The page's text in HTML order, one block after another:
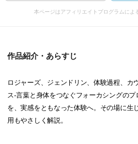
本ページはアフィリエイトプログラムによ
作品紹介・あらすじ
ロジャーズ、ジェンドリン、体験過程、カ
ス-言葉と身体をつなぐフォーカシングの
を、実感をともなった体験へ。その場に生
用もやさしく解説。